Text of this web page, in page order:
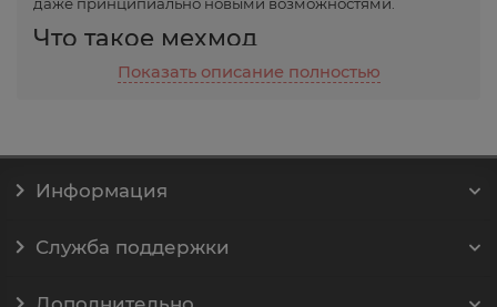
Что такое мехмод
Мехмод фактически представляет собой одну из
электроники. Этим и определяется их простота и
выпущенные именитыми производителями, по своей
стоимость некоторых электронных боксмодов.
основных частей:
Показать описание полностью
Информация
Служба поддержки